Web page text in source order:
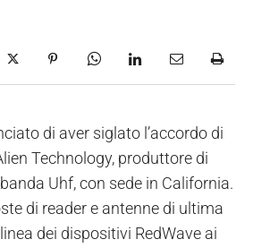
di aver siglato l’accordo di
Technology, produttore di
Uhf, con sede in California.
di reader e antenne di ultima
dei dispositivi RedWave ai